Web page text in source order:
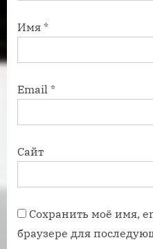
Имя *
Email *
Сайт
Сохранить моё имя,
браузере для